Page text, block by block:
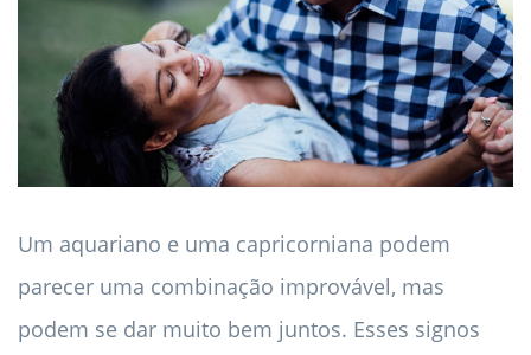
Um aquariano e uma capricorniana podem
parecer uma combinação improvável, mas
podem se dar muito bem juntos. Esses signos